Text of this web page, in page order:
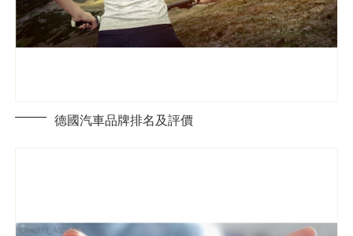
德國汽車品牌排名及評價